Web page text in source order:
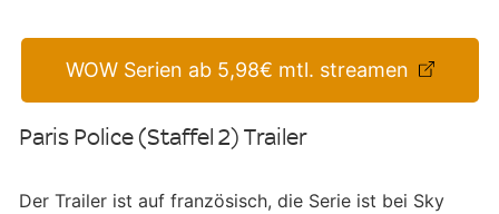
WOW Serien ab 5,98€ mtl. streamen
Paris Police (Staffel 2) Trailer
Der Trailer ist auf französisch, die Serie ist bei Sky